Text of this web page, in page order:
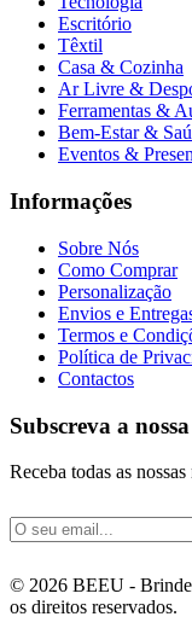
Escritório
Têxtil
Casa & Cozinha
Ar Livre &
Ferramentas &
Bem-Estar &
Eventos &
Informações
Sobre Nós
Como Comprar
Personalização
Envios e
Termos e
Política de
Contactos
Subscreva a
Receba todas as
© 2026 BEEU -
os direitos reservados.